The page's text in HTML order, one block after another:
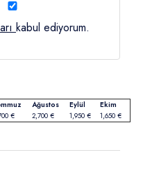
kabul ediyorum.
Ağustos Eylül
Ekim
€ 2,700 € 1,950 € 1,650 €